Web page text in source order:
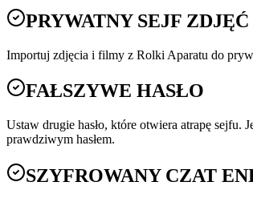
PRYWATNY SEJF ZDJĘĆ
Importuj zdjęcia i filmy z Rolki Aparatu do
FAŁSZYWE HASŁO
Ustaw drugie hasło, które otwiera atrapę
prawdziwym hasłem.
SZYFROWANY CZAT